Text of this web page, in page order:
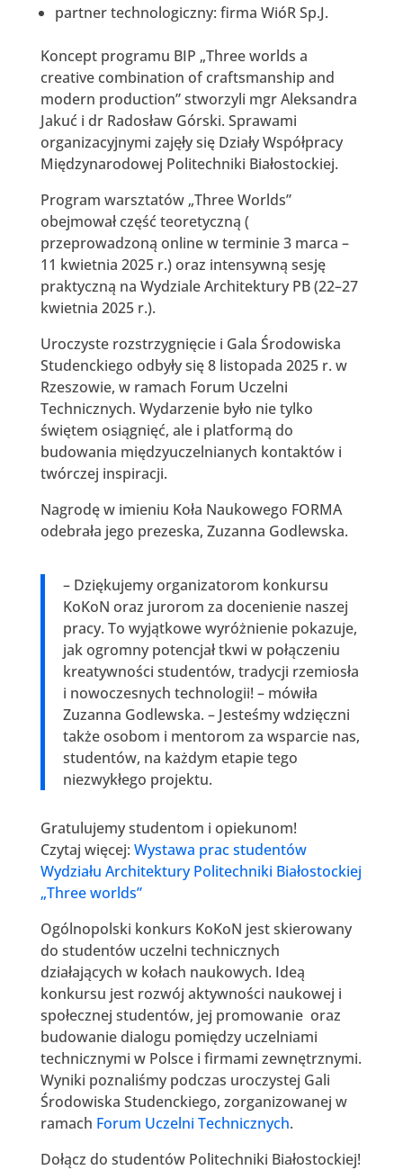
partner technologiczny: firma WióR Sp.J.
Koncept programu BIP „Three worlds a
creative combination of craftsmanship and
modern production” stworzyli mgr Aleksandra
Jakuć i dr Radosław Górski. Sprawami
organizacyjnymi zajęły się Działy Współpracy
Międzynarodowej Politechniki Białostockiej.
Program warsztatów „Three Worlds”
obejmował część teoretyczną (
przeprowadzoną online w terminie 3 marca –
11 kwietnia 2025 r.) oraz intensywną sesję
praktyczną na Wydziale Architektury PB (22–27
kwietnia 2025 r.).
Uroczyste rozstrzygnięcie i Gala Środowiska
Studenckiego odbyły się 8 listopada 2025 r. w
Rzeszowie, w ramach Forum Uczelni
Technicznych. Wydarzenie było nie tylko
świętem osiągnięć, ale i platformą do
budowania międzyuczelnianych kontaktów i
twórczej inspiracji.
Nagrodę w imieniu Koła Naukowego FORMA
odebrała jego prezeska, Zuzanna Godlewska.
– Dziękujemy organizatorom konkursu
KoKoN oraz jurorom za docenienie naszej
pracy. To wyjątkowe wyróżnienie pokazuje,
jak ogromny potencjał tkwi w połączeniu
kreatywności studentów, tradycji rzemiosła
i nowoczesnych technologii! – mówiła
Zuzanna Godlewska. – Jesteśmy wdzięczni
także osobom i mentorom za wsparcie nas,
studentów, na każdym etapie tego
niezwykłego projektu.
Gratulujemy studentom i opiekunom!
Czytaj więcej: Wystawa prac studentów
Wydziału Architektury Politechniki Białostockiej
„Three worlds”
Ogólnopolski konkurs KoKoN jest skierowany
do studentów uczelni technicznych
działających w kołach naukowych. Ideą
konkursu jest rozwój aktywności naukowej i
społecznej studentów, jej promowanie oraz
budowanie dialogu pomiędzy uczelniami
technicznymi w Polsce i firmami zewnętrznymi.
Wyniki poznaliśmy podczas uroczystej Gali
Środowiska Studenckiego, zorganizowanej w
ramach Forum Uczelni Technicznych.
Dołącz do studentów Politechniki Białostockiej!